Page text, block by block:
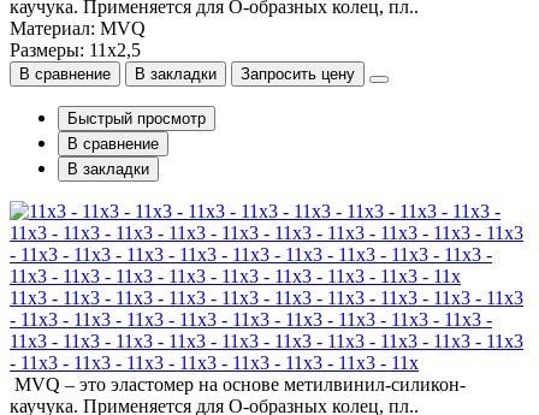
каучука. Применяется для О-образных колец, пл..
Материал: MVQ
Размеры: 11x2,5
В сравнение В закладки Запросить цену
Быстрый просмотр
В сравнение
В закладки
11x3 - 11x3 - 11x3 - 11x3 - 11x3 - 11x3 - 11x3 - 11x3 - 11x3 - 11x3
- 11x3 - 11x3 - 11x3 - 11x3 - 11x3 - 11x3 - 11x3 - 11x3 - 11x3 -
11x3 - 11x3 - 11x3 - 11x3 - 11x3 - 11x3 - 11x3 - 11x3 - 11x3 - 11x3
- 11x3 - 11x3 - 11x3 - 11x3 - 11x3 - 11x3 - 11x3 - 11x
MVQ – это эластомер на основе метилвинил-силикон-
каучука. Применяется для О-образных колец, пл..